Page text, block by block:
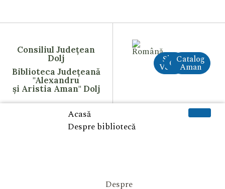
Consiliul Județean
Dolj
Biblioteca Județeană
"Alexandru
și Aristia Aman" Dolj
Site
VechiCreAI
Catalog
Aman
Acasă
Despre bibliotecă
Despre